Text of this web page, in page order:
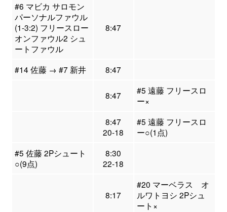
#6 マビカ サロモン
パーソナルファウル
(1-3:2) フリースロー
オンファウル2 シュ
ートファウル
8:47
#14 佐藤 → #7 新井 8:47
8:47
#5 遠藤 フリースロ
ー×
8:47
20-18
#5 遠藤 フリースロ
ー○(1点)
#5 佐藤 2Pシュート
○(9点)
8:30
22-18
8:17
#20 マーベラス オ
ルワトヨシ 2Pシュ
ート×